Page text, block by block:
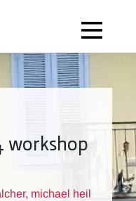
workshop
michael heil